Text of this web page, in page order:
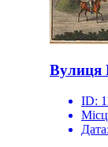
Вулиця
ID:
Дата: